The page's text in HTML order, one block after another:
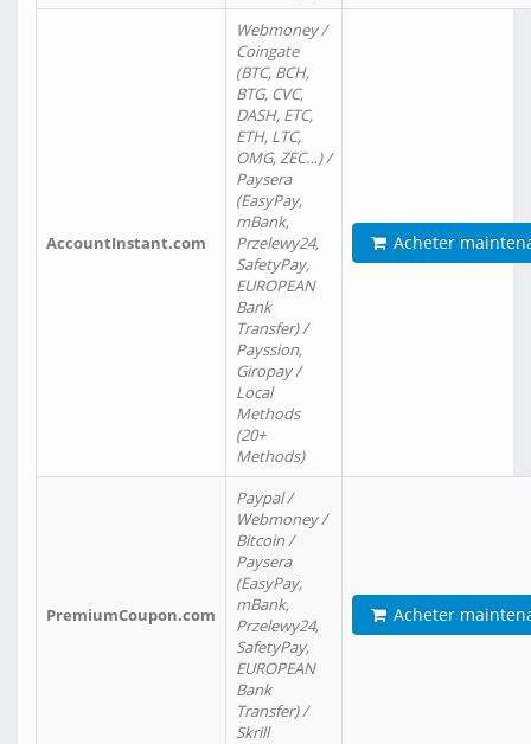
AccountInstant.com
Webmoney /
Coingate
(BTC, BCH,
BTG, CVC,
DASH, ETC,
ETH, LTC,
OMG, ZEC…) /
Paysera
(EasyPay,
mBank,
Przelewy24,
SafetyPay,
EUROPEAN
Bank
Transfer) /
Payssion,
Giropay /
Local
Methods
(20+
Methods)
Acheter
PremiumCoupon.com
Paypal /
Webmoney /
Bitcoin /
Paysera
(EasyPay,
mBank,
Przelewy24,
SafetyPay,
EUROPEAN
Bank
Transfer) /
Skrill
Acheter